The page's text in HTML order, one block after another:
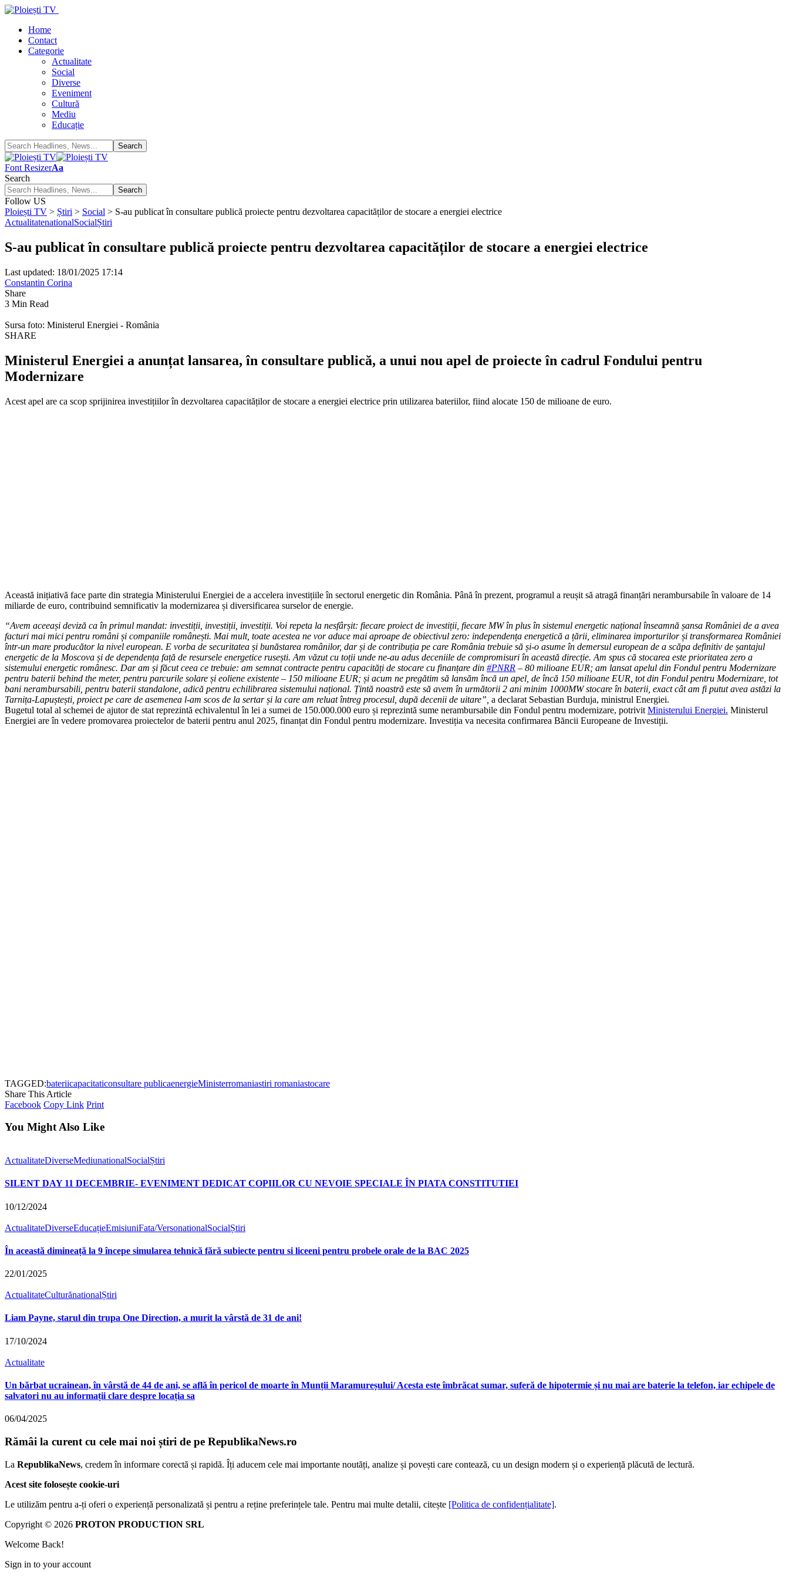
Home
Contact
Categorie
Actualitate
Social
Diverse
Eveniment
Cultură
Mediu
Educație
Font ResizerAa
Search
Follow US
Ploiești TV > Știri > Social > S-au publicat în consultare publică proiecte pentru dezvoltarea capacităților de stocare a energiei electrice
ActualitatenationalSocialȘtiri
S-au publicat în consultare publică proiecte pentru dezvoltarea capacităților de stocare a energiei electrice
Last updated: 18/01/2025 17:14
Constantin Corina
Share
3 Min Read
Sursa foto: Ministerul Energiei - România
SHARE
Ministerul Energiei a anunțat lansarea, în consultare publică, a unui nou apel de proiecte în cadrul Fondului pentru
Modernizare
Acest apel are ca scop sprijinirea investițiilor în dezvoltarea capacităților de stocare a energiei electrice prin utilizarea bateriilor, fiind alocate 150 de milioane de euro.
Această inițiativă face parte din strategia Ministerului Energiei de a accelera investițiile în sectorul energetic din România. Până în prezent, programul a reușit să atragă finanțări nerambursabile în valoare de 14
miliarde de euro, contribuind semnificativ la modernizarea și diversificarea surselor de energie.
“Avem aceeași deviză ca în primul mandat: investiții, investiții, investiții. Voi repeta la nesfârșit: fiecare proiect de investiții, fiecare MW în plus în sistemul energetic național înseamnă șansa României de a avea
facturi mai mici pentru români și companiile românești. Mai mult, toate acestea ne vor aduce mai aproape de obiectivul zero: independența energetică a țării, eliminarea importurilor și transformarea României
într-un mare producător la nivel european. E vorba de securitatea și bunăstarea românilor, dar și de contribuția pe care România trebuie să și-o asume în demersul european de a scăpa definitiv de șantajul
energetic de la Moscova și de dependența față de resursele energetice rusești. Am văzut cu toții unde ne-au adus deceniile de compromisuri în această direcție. Am spus că stocarea este prioritatea zero a
sistemului energetic românesc. Dar am și făcut ceea ce trebuie: am semnat contracte pentru capacități de stocare cu finanțare din #PNRR – 80 milioane EUR; am lansat apelul din Fondul pentru Modernizare
pentru baterii behind the meter, pentru parcurile solare și eoliene existente – 150 milioane EUR; și acum ne pregătim să lansăm încă un apel, de încă 150 milioane EUR, tot din Fondul pentru Modernizare, tot
bani nerambursabili, pentru baterii standalone, adică pentru echilibrarea sistemului național. Țintă noastră este să avem în următorii 2 ani minim 1000MW stocare în baterii, exact cât am fi putut avea astăzi la
Tarnița-Lapuștești, proiect pe care de asemenea l-am scos de la sertar și la care am reluat întreg procesul, după decenii de uitare”, a declarat Sebastian Burduja, ministrul Energiei.
Bugetul total al schemei de ajutor de stat reprezintă echivalentul în lei a sumei de 150.000.000 euro și reprezintă sume nerambursabile din Fondul pentru modernizare, potrivit Ministerului Energiei. Ministerul
Energiei are în vedere promovarea proiectelor de baterii pentru anul 2025, finanțat din Fondul pentru modernizare. Investiția va necesita confirmarea Băncii Europeane de Investiții.
TAGGED:bateriicapacitaticonsultare publicaenergieMinisterromaniastiri romaniastocare
Share This Article
Facebook Copy Link Print
You Might Also Like
ActualitateDiverseMediunationalSocialȘtiri
SILENT DAY 11 DECEMBRIE- EVENIMENT DEDICAT COPIILOR CU NEVOIE SPECIALE ÎN PIATA CONSTITUTIEI
10/12/2024
ActualitateDiverseEducațieEmisiuniFata/VersonationalSocialȘtiri
În această dimineață la 9 începe simularea tehnică fără subiecte pentru si liceeni pentru probele orale de la BAC 2025
22/01/2025
ActualitateCulturănationalȘtiri
Liam Payne, starul din trupa One Direction, a murit la vârstă de 31 de ani!
17/10/2024
Actualitate
Un bărbat ucrainean, în vârstă de 44 de ani, se află în pericol de moarte în Munții Maramureșului/ Acesta este îmbrăcat sumar, suferă de hipotermie și nu mai are baterie la telefon, iar echipele de
salvatori nu au informații clare despre locația sa
06/04/2025
Rămâi la curent cu cele mai noi știri de pe RepublikaNews.ro
La RepublikaNews, credem în informare corectă și rapidă. Îți aducem cele mai importante noutăți, analize și povești care contează, cu un design modern și o experiență plăcută de lectură.
Acest site folosește cookie-uri
Le utilizăm pentru a-ți oferi o experiență personalizată și pentru a reține preferințele tale. Pentru mai multe detalii, citește [Politica de confidențialitate].
Copyright © 2026 PROTON PRODUCTION SRL
Welcome Back!
Sign in to your account